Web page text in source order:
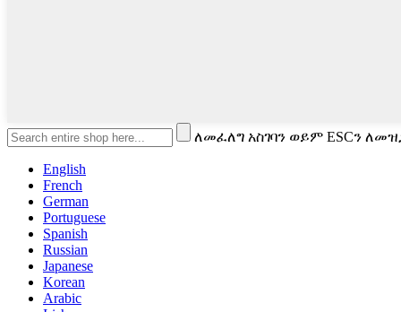
ለመፈለግ አስገባን ወይም ESCን
English
French
German
Portuguese
Spanish
Russian
Japanese
Korean
Arabic